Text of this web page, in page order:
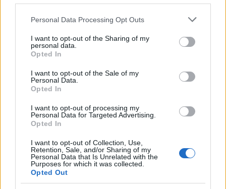
Please note that this website/app uses one or more Google
not limited to your visit or usage behaviour. You may click to
grant or deny consent to Google and its third-party tags to
use your data for below specified purposes in below Google
consent section.
Personal Data Processing Opt Outs
I want to opt-out of the Sharing of my
personal data.
Opted In
I want to opt-out of the Sale of my
Personal Data.
Opted In
I want to opt-out of processing my
Personal Data for Targeted Advertising.
Opted In
I want to opt-out of Collection, Use,
Retention, Sale, and/or Sharing of my
Personal Data that Is Unrelated with the
Purposes for which it was collected.
Opted Out